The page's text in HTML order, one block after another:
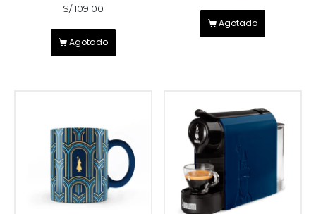
S/109.00
Agotado
Agotado